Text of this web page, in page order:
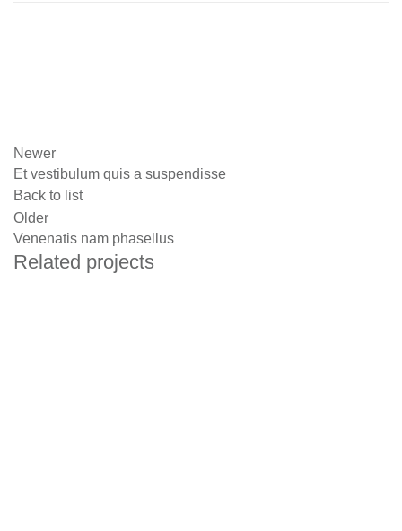
Newer
Et vestibulum quis a suspendisse
Back to list
Older
Venenatis nam phasellus
Related projects